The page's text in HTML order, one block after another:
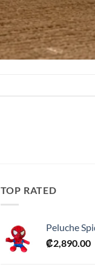
TOP RATED
Peluche
₡2,890.00